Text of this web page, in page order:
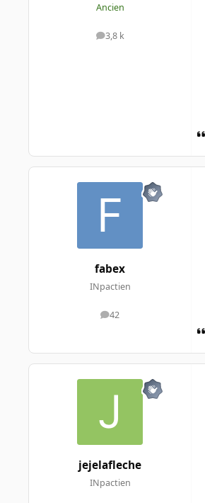
Ancien
3,8 k
messages
fabex
INpactien
42
messages
jejelafleche
INpactien